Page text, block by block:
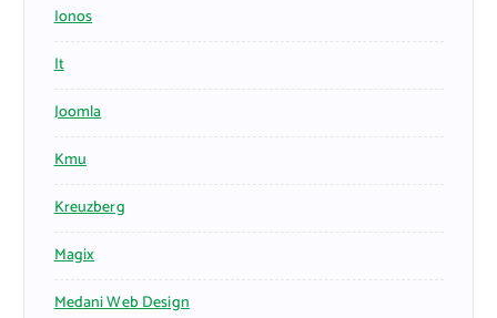
Ionos
It
Joomla
Kmu
Kreuzberg
Magix
Medani Web Design